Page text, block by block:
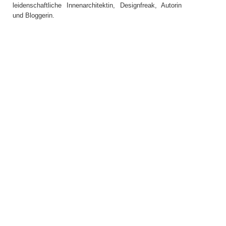
leidenschaftliche Innenarchitektin, Designfreak, Autorin
und Bloggerin.